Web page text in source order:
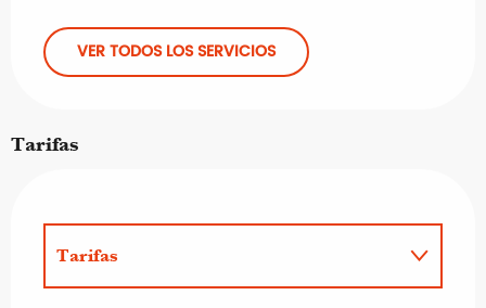
VER TODOS LOS SERVICIOS
Tarifas
Tarifas